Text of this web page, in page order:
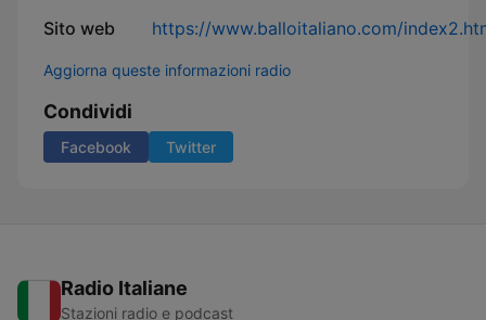
Sito web https://www.balloitaliano.com/
Aggiorna queste informazioni radio
Condividi
Facebook Twitter
Radio Italiane
Stazioni radio e podcast